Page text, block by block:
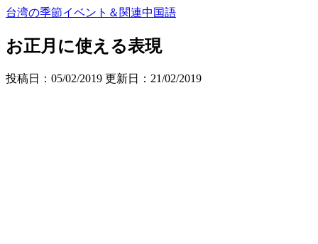
台湾の季節イベント＆関連中国語
お正月に使える表現
投稿日：05/02/2019 更新日： 21/02/2019